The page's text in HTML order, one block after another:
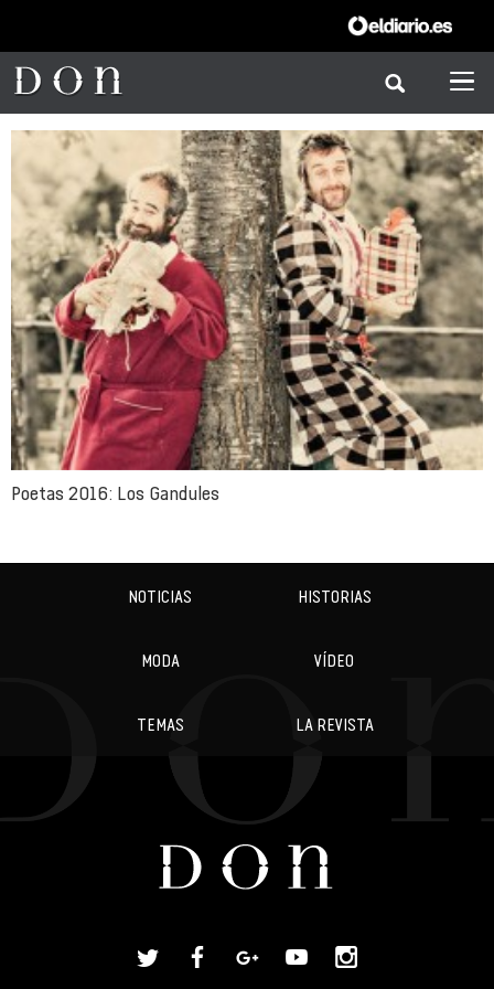
Poetas 2016: Los Gandules
NOTICIAS HISTORIAS
MODA VÍDEO
TEMAS LA REVISTA